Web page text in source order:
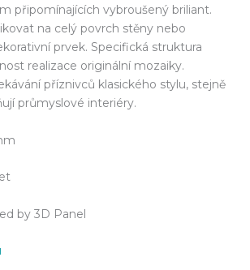
připomínajících vybroušený briliant.
na celý povrch stěny nebo
prvek. Specifická struktura
realizace originální mozaiky.
příznivců klasického stylu, stejně
průmyslové interiéry.
by 3D Panel